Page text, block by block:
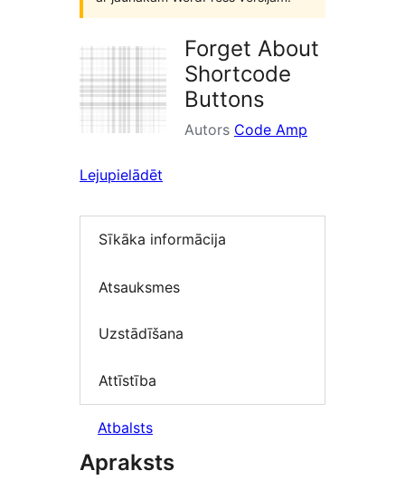
Forget About
Shortcode
Buttons
Autors Code Amp
Lejupielādēt
Sīkāka informācija
Atsauksmes
Uzstādīšana
Attīstība
Atbalsts
Apraksts